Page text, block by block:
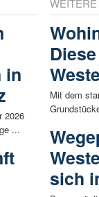
in
2026
...
Mit dem
sich